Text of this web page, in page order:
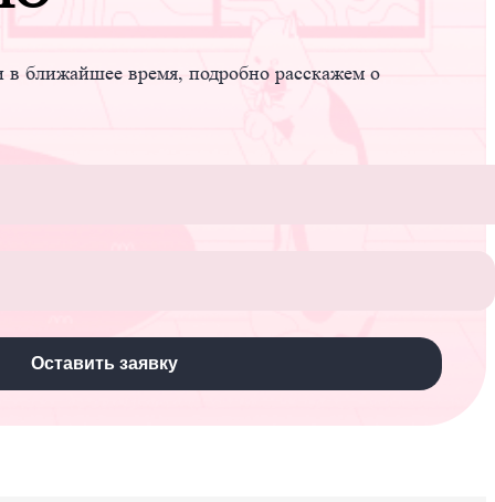
в ближайшее время, подробно расскажем о
Оставить заявку